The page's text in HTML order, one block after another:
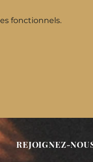
fonctionnels.
REJOIGNEZ-